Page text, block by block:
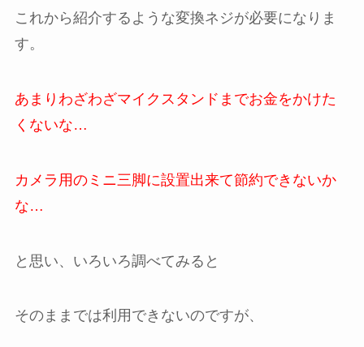
これから紹介するような変換ネジが必要になりま
す。
あまりわざわざマイクスタンドまでお金をかけた
くないな…
カメラ用のミニ三脚に設置出来て節約できないか
な…
と思い、いろいろ調べてみると
そのままでは利用できないのですが、